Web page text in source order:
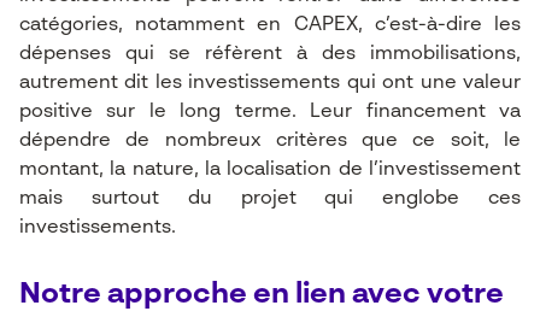
catégories, notamment en CAPEX, c’est-à-dire les
dépenses qui se réfèrent à des immobilisations,
autrement dit les investissements qui ont une valeur
positive sur le long terme. Leur financement va
dépendre de nombreux critères que ce soit, le
montant, la nature, la localisation de l’investissement
mais surtout du projet qui englobe ces
investissements.
Notre approche en lien avec votre